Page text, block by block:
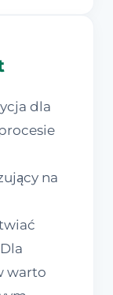
dla
na
warto